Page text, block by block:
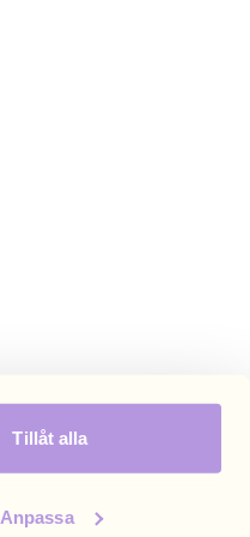
Tillåt alla
Anpassa